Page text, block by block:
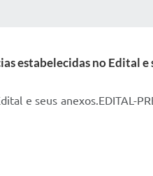
estabelecidas no Edital e
e seus anexos.EDITAL-